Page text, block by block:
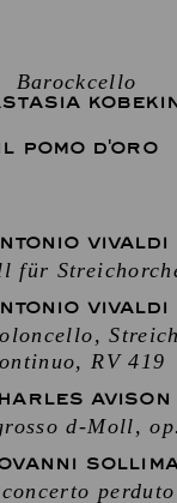
Barockcello
POMO D'ORO
VIVALDI
für
VIVALDI
RV 419
AVISON
d-Moll,